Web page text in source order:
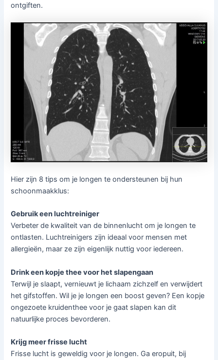
ontgiften.
Hier zijn 8 tips om je longen te ondersteunen bij hun
schoonmaakklus:
Gebruik een luchtreiniger
Verbeter de kwaliteit van de binnenlucht om je longen te
ontlasten. Luchtreinigers zijn ideaal voor mensen met
allergieën, maar ze zijn eigenlijk nuttig voor iedereen.
Drink een kopje thee voor het slapengaan
Terwijl je slaapt, vernieuwt je lichaam zichzelf en verwijdert
het gifstoffen. Wil je je longen een boost geven? Een kopje
ongezoete kruidenthee voor je gaat slapen kan dit
natuurlijke proces bevorderen.
Krijg meer frisse lucht
Frisse lucht is geweldig voor je longen. Ga eropuit, bij